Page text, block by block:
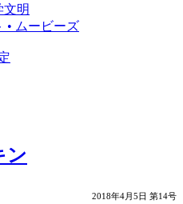
文明
• ムービーズ
ン
2018年4月5日 第14号